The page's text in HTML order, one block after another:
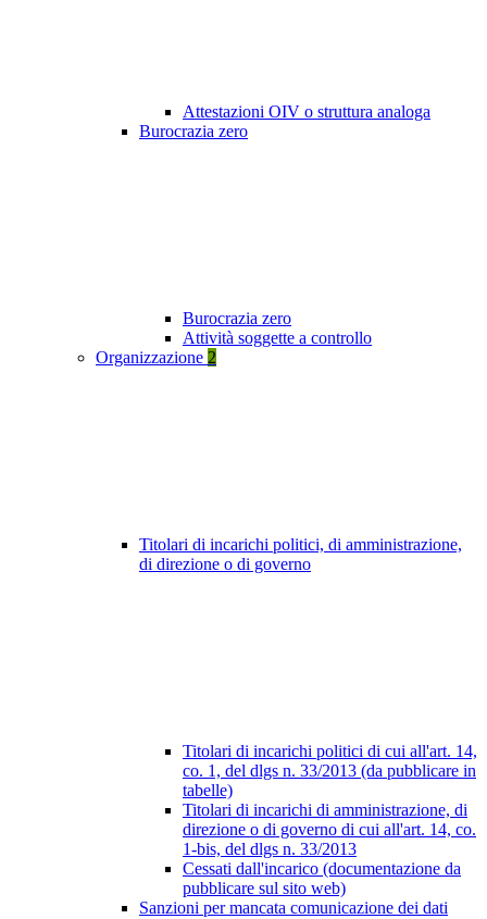
Attestazioni OIV o struttura analoga
Burocrazia zero
Burocrazia zero
Attività soggette a controllo
Organizzazione 2
Titolari di incarichi politici, di amministrazione,
di direzione o di governo
Titolari di incarichi politici di cui all'art. 14,
co. 1, del dlgs n. 33/2013 (da pubblicare in
tabelle)
Titolari di incarichi di amministrazione, di
direzione o di governo di cui all'art. 14, co.
1-bis, del dlgs n. 33/2013
Cessati dall'incarico (documentazione da
pubblicare sul sito web)
Sanzioni per mancata comunicazione dei dati